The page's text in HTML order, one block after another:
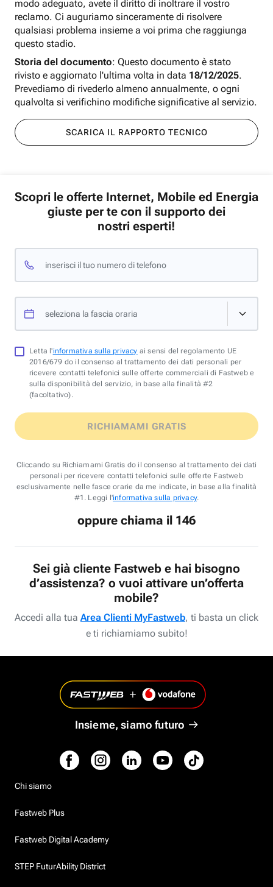
modo adeguato, avete il diritto di inoltrare il vostro
reclamo. Ci auguriamo sinceramente di risolvere
qualsiasi problema insieme a voi prima che raggiunga
questo stadio.
Storia del documento: Questo documento è stato
rivisto e aggiornato l'ultima volta in data 18/12/2025.
Prevediamo di rivederlo almeno annualmente, o ogni
qualvolta si verifichino modifiche significative al servizio.
SCARICA IL RAPPORTO TECNICO
Scopri le offerte Internet, Mobile ed Energia
giuste per te con il supporto dei
nostri esperti!
inserisci il tuo numero di telefono
seleziona la fascia oraria
Letta l'informativa sulla privacy ai sensi del regolamento UE
2016/679 do il consenso al trattamento dei dati personali per
ricevere contatti telefonici sulle offerte commerciali di Fastweb e
sulla disponibilità del servizio, in base alla finalità #2
(facoltativo).
RICHIAMAMI GRATIS
Cliccando su Richiamami Gratis do il consenso al trattamento dei dati
personali per ricevere contatti telefonici sulle offerte Fastweb
esclusivamente nelle fasce orarie da me indicate, in base alla finalità
#1. Leggi l'informativa sulla privacy.
oppure chiama il 146
Sei già cliente Fastweb e hai bisogno
d’assistenza? o vuoi attivare un’offerta
mobile?
Accedi alla tua Area Clienti MyFastweb, ti basta un click
e ti richiamiamo subito!
Insieme, siamo futuro
Chi siamo
Fastweb Plus
Fastweb Digital Academy
STEP FuturAbility District